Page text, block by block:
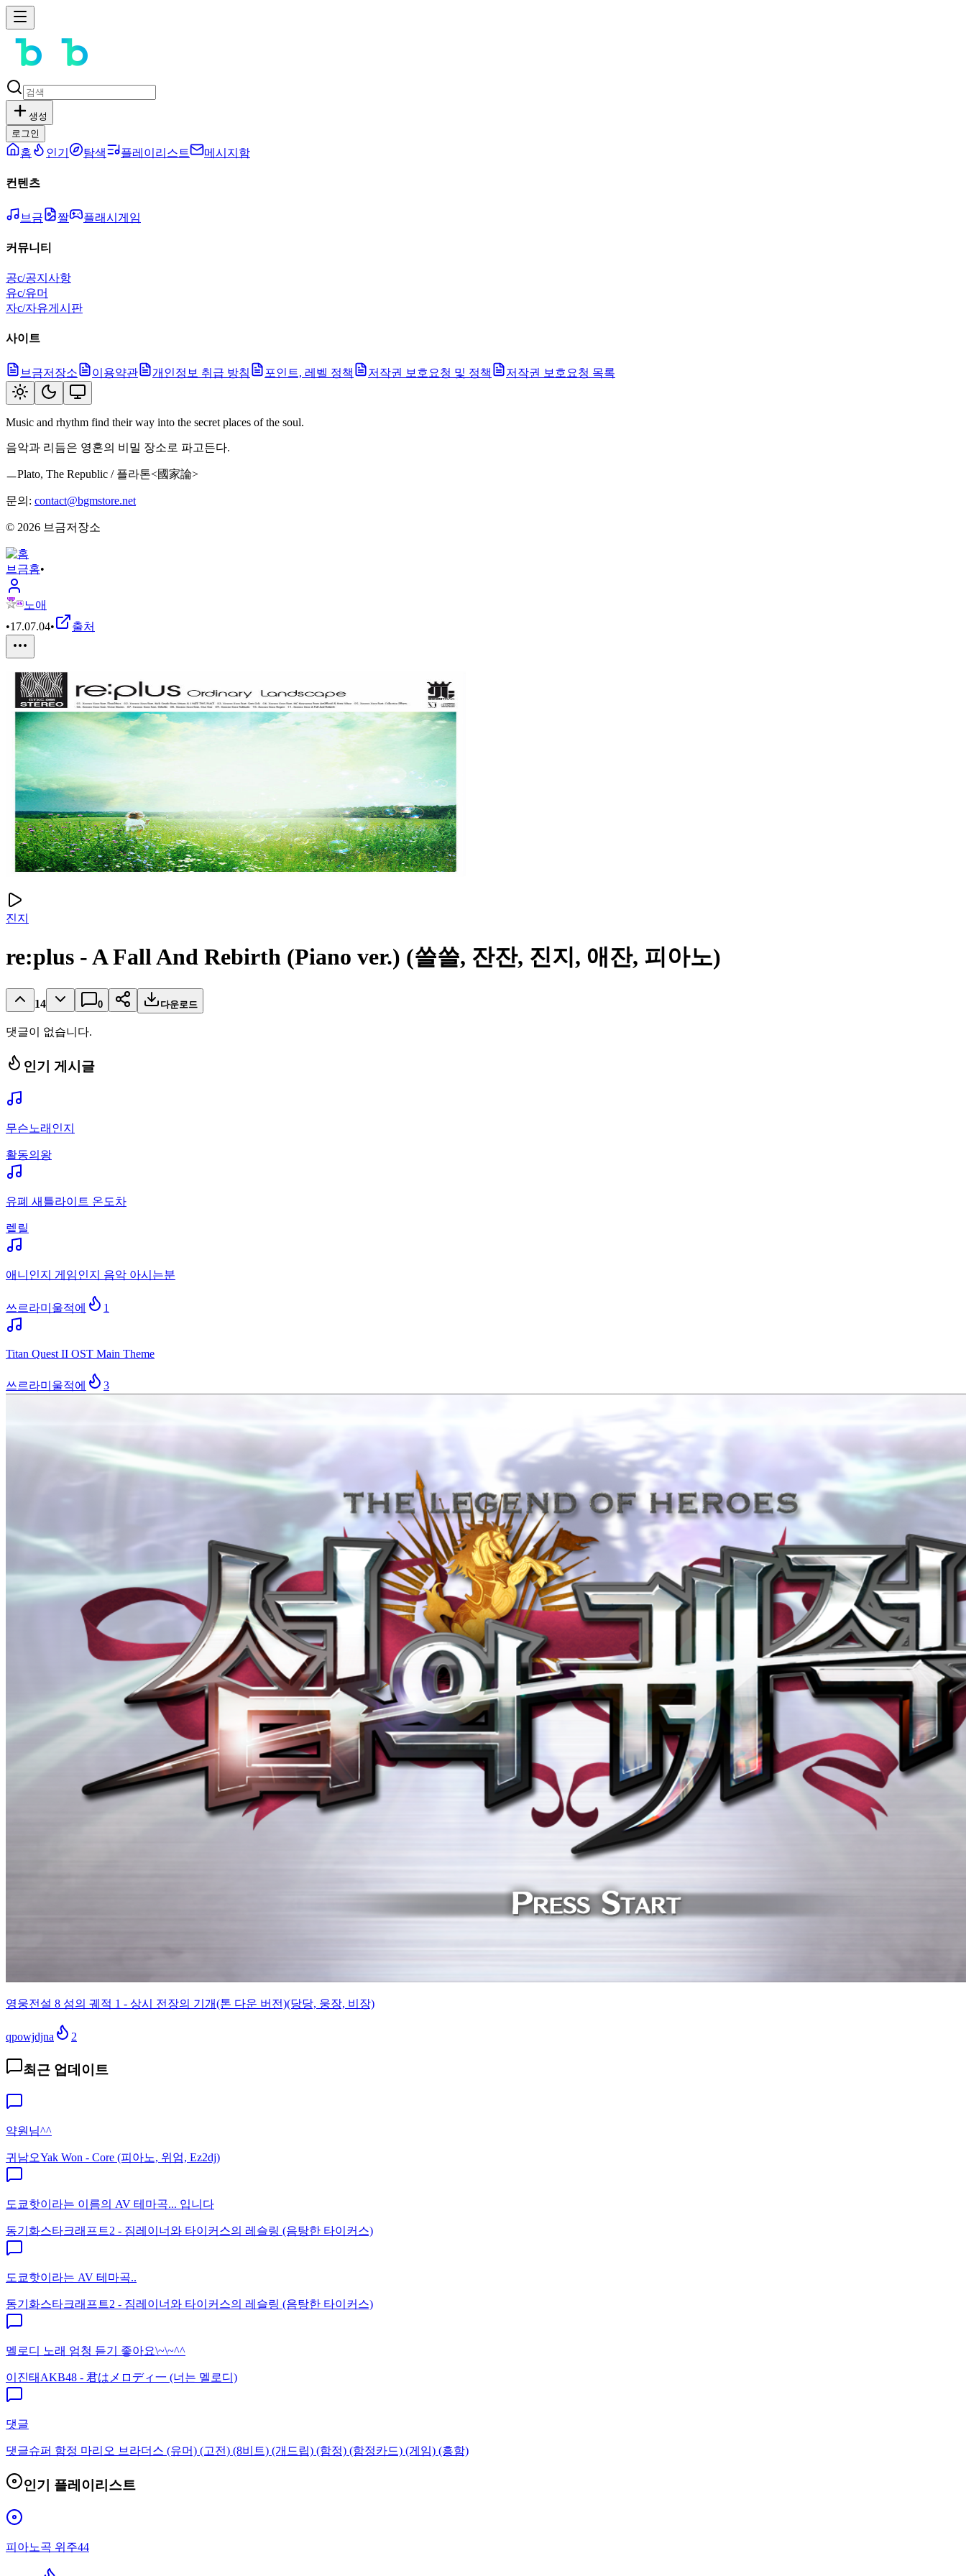
생성
로그인
홈 인기 탐색 플레이리스트 메시지함
컨텐츠
브금 짤 플래시게임
커뮤니티
공c/공지사항
유c/유머
자c/자유게시판
사이트
브금저장소 이용약관 개인정보 취급 방침 포인트, 레벨 정책 저작권 보호요청 및 정책 저작권 보호요청 목록
Music and rhythm find their way into the secret places of the soul.
음악과 리듬은 영혼의 비밀 장소로 파고든다.
ㅡPlato, The Republic / 플라톤<國家論>
문의: contact@bgmstore.net
© 2026 브금저장소
브금홈•
노애
•17.07.04• 출처
진지
re:plus - A Fall And Rebirth (Piano ver.) (쓸쓸, 잔잔, 진지, 애잔, 피아노)
14 0 다운로드
댓글이 없습니다.
인기 게시글
무슨노래인지
활동의왕
유폐 새틀라이트 온도차
렡릴
애니인지 게임인지 음악 아시는분
쓰르라미울적에 1
Titan Quest II OST Main Theme
쓰르라미울적에 3
영웅전설 8 섬의 궤적 1 - 상시 전장의 기개(톤 다운 버전)(당당, 웅장, 비장)
qpowjdjna 2
최근 업데이트
약원님^^
귀남오Yak Won - Core (피아노, 위엄, Ez2dj)
도쿄핫이라는 이름의 AV 테마곡... 입니다
동기화스타크래프트2 - 짐레이너와 타이커스의 레슬링 (음탕한 타이커스)
도쿄핫이라는 AV 테마곡..
동기화스타크래프트2 - 짐레이너와 타이커스의 레슬링 (음탕한 타이커스)
멜로디 노래 엄청 듣기 좋아요\~\~^^
이진태 AKB48 - 君はメロディ一 (너는 멜로디)
댓글
댓글슈퍼 함정 마리오 브라더스 (유머) (고전) (8비트) (개드립) (함정) (함정카드) (게임) (흥함)
인기 플레이리스트
피아노곡 위주44